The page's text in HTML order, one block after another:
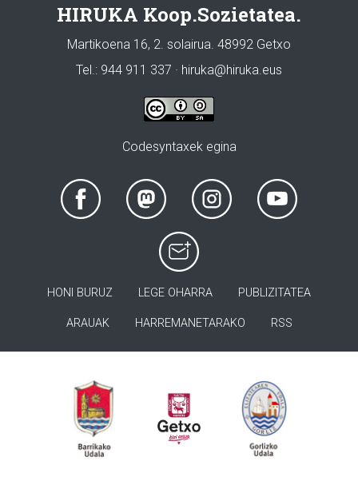
HIRUKA Koop.Sozietatea.
Martikoena 16, 2. solairua. 48992 Getxo
Tel.: 944 911 337 · hiruka@hiruka.eus
Codesyntaxek egina
HONI BURUZ LEGE OHARRA PUBLIZITATEA
ARAUAK HARREMANETARAKO RSS